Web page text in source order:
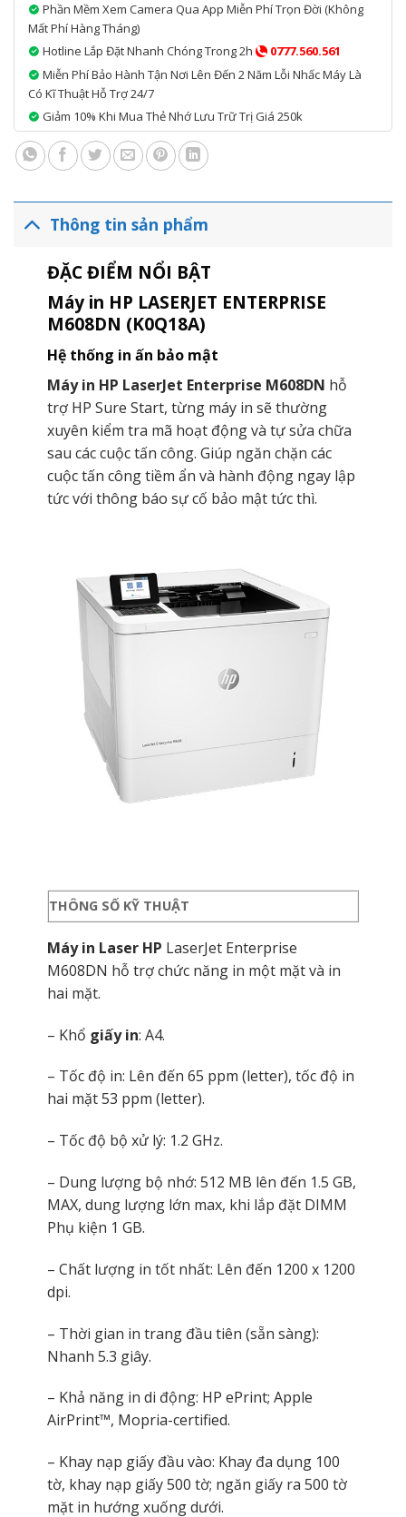
– Thời gian in trang đầu tiên (sẵn sàng): Nhanh 5.3 giây.
– Khả năng in di động: HP ePrint; Apple AirPrint™, Mopria-
certified.
– Khay nạp giấy đầu vào: Khay đa dụng 100 tờ, khay nạp giấy
500 tờ; ngăn giấy ra 500 tờ mặt in hướng xuống dưới.
– Màn hình: Màn hình LCD QVGA 2,7 inch (6,86 cm) (đồ họa
màu) xoay (góc điều chỉnh được).
– Dung lượng trang hàng tháng khuyến nghị: 5000-25000
– Chu kỳ nhiệm vụ hàng tháng: Lên đến 275,000 trang.
Host, 1 Gigabit Ethernet 10/100/1000T network.
Phần Mềm Xem Camera Qua App Miễn Phí Trọn Đời (không
Mất Phí Hàng Tháng)
Hotline Lắp Đặt Nhanh Chóng Trong 2h
0777.560.561
Miễn Phí Bảo Hành Tận Nơi Lên Đến 2 Năm Lỗi Nhấc Máy Là
Có Kĩ Thuật Hỗ Trợ 24/7
Giảm 10% Khi Mua Thẻ Nhớ Lưu Trữ Trị Giá 250k
Thông tin sản phẩm
ĐẶC ĐIỂM NỔI BẬT
Máy in HP LASERJET ENTERPRISE
M608DN (K0Q18A)
Hệ thống in ấn bảo mật
Máy in HP LaserJet Enterprise M608DN hỗ
trợ HP Sure Start, từng máy in sẽ thường
xuyên kiểm tra mã hoạt động và tự sửa chữa
sau các cuộc tấn công. Giúp ngăn chặn các
cuộc tấn công tiềm ẩn và hành động ngay lập
tức với thông báo sự cố bảo mật tức thì.
THÔNG SỐ KỸ THUẬT
Máy in Laser HP LaserJet Enterprise
M608DN hỗ trợ chức năng in một mặt và in
hai mặt.
– Khổ giấy in: A4.
– Tốc độ in: Lên đến 65 ppm (letter), tốc độ in
hai mặt 53 ppm (letter).
– Tốc độ bộ xử lý: 1.2 GHz.
– Dung lượng bộ nhớ: 512 MB lên đến 1.5 GB,
MAX, dung lượng lớn max, khi lắp đặt DIMM
Phụ kiện 1 GB.
– Chất lượng in tốt nhất: Lên đến 1200 x 1200
dpi.
– Thời gian in trang đầu tiên (sẵn sàng):
Nhanh 5.3 giây.
– Khả năng in di động: HP ePrint; Apple
AirPrint™, Mopria-certified.
– Khay nạp giấy đầu vào: Khay đa dụng 100
tờ, khay nạp giấy 500 tờ; ngăn giấy ra 500 tờ
mặt in hướng xuống dưới.